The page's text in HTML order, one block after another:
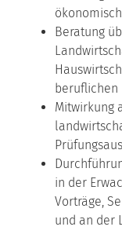
Beratung
beruflichen
Mitwirkung
in der
Vorträge,
und an der